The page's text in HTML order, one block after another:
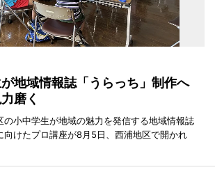
地域情報誌「うらっち」制作へ
磨く
の小中学生が地域の魅力を発信する地域情報誌
向けたプロ講座が8月5日、西浦地区で開かれ